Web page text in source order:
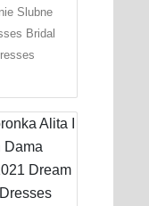
Slubne
Bridal